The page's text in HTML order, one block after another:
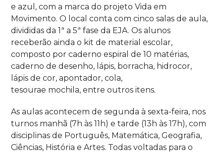
e azul, com a marca do projeto Vida em
Movimento. O local conta com cinco salas de aula,
divididas da 1ª a 5ª fase da EJA. Os alunos
receberão ainda o kit de material escolar,
composto por caderno espiral de 10 matérias,
caderno de desenho, lápis, borracha, hidrocor,
lápis de cor, apontador, cola,
tesourae mochila,entre outrositens.
As aulas acontecem de segunda à sexta-feira, nos
turnos manhã (7h às 11h) e tarde (13h às 17h), com
disciplinas de Português, Matemática, Geografia,
Ciências, História e Artes. Todas voltadas para o